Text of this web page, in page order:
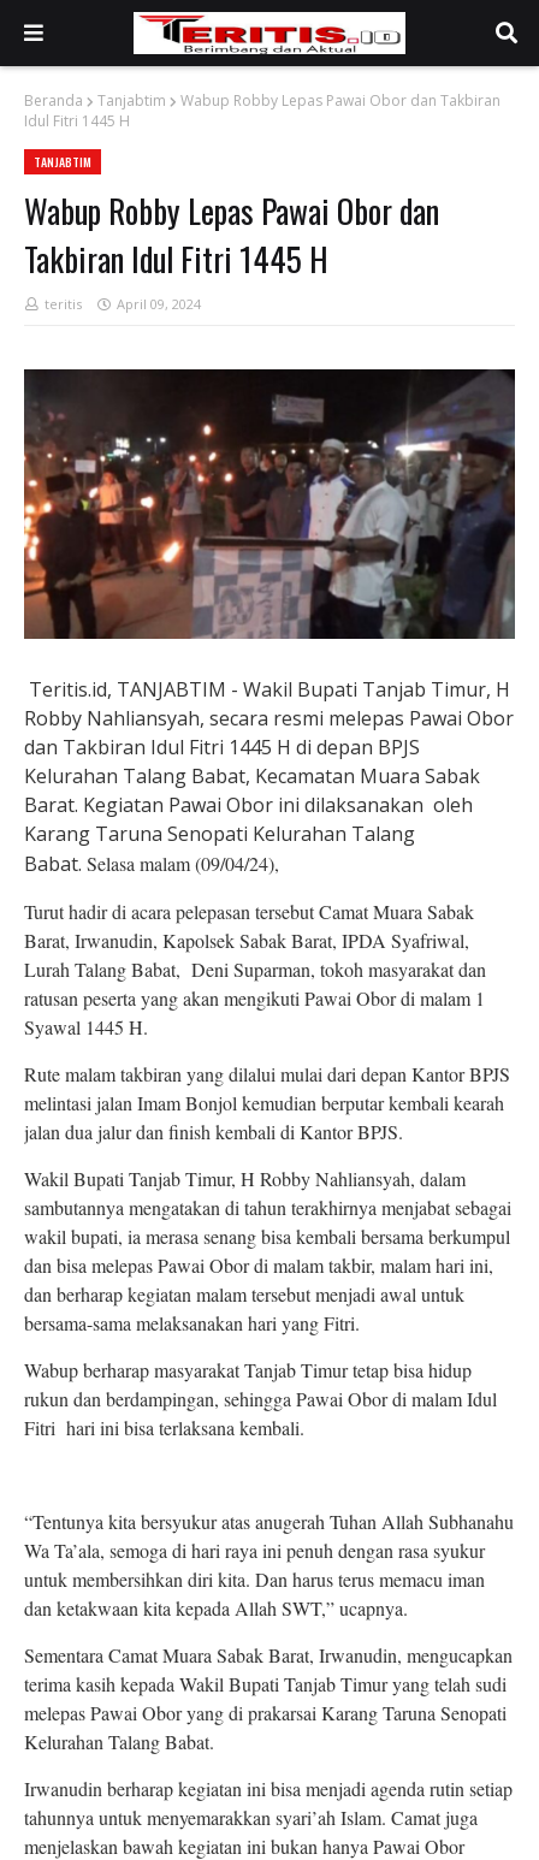
Beranda Tanjabtim
Wabup Robby Lepas Pawai Obor dan Takbiran
Idul Fitri 1445 H
TANJABTIM
Wabup Robby Lepas Pawai Obor dan
Takbiran Idul Fitri 1445 H
teritis April 09, 2024
Teritis.id, TANJABTIM - Wakil Bupati Tanjab Timur, H
Robby Nahliansyah, secara resmi melepas Pawai Obor
dan Takbiran Idul Fitri 1445 H di depan BPJS
Kelurahan Talang Babat, Kecamatan Muara Sabak
Barat. Kegiatan Pawai Obor ini dilaksanakan oleh
Karang Taruna Senopati Kelurahan Talang
Babat. Selasa malam (09/04/24),
Turut hadir di acara pelepasan tersebut Camat Muara Sabak
Barat, Irwanudin, Kapolsek Sabak Barat, IPDA Syafriwal,
Lurah Talang Babat, Deni Suparman, tokoh masyarakat dan
ratusan peserta yang akan mengikuti Pawai Obor di malam 1
Syawal 1445 H.
Rute malam takbiran yang dilalui mulai dari depan Kantor BPJS
melintasi jalan Imam Bonjol kemudian berputar kembali kearah
jalan dua jalur dan finish kembali di Kantor BPJS.
Wakil Bupati Tanjab Timur, H Robby Nahliansyah, dalam
sambutannya mengatakan di tahun terakhirnya menjabat sebagai
wakil bupati, ia merasa senang bisa kembali bersama berkumpul
dan bisa melepas Pawai Obor di malam takbir, malam hari ini,
dan berharap kegiatan malam tersebut menjadi awal untuk
bersama-sama melaksanakan hari yang Fitri.
Wabup berharap masyarakat Tanjab Timur tetap bisa hidup
rukun dan berdampingan, sehingga Pawai Obor di malam Idul
Fitri hari ini bisa terlaksana kembali.
“Tentunya kita bersyukur atas anugerah Tuhan Allah Subhanahu
Wa Ta’ala, semoga di hari raya ini penuh dengan rasa syukur
untuk membersihkan diri kita. Dan harus terus memacu iman
dan ketakwaan kita kepada Allah SWT,” ucapnya.
Sementara Camat Muara Sabak Barat, Irwanudin, mengucapkan
terima kasih kepada Wakil Bupati Tanjab Timur yang telah sudi
melepas Pawai Obor yang di prakarsai Karang Taruna Senopati
Kelurahan Talang Babat.
Irwanudin berharap kegiatan ini bisa menjadi agenda rutin setiap
tahunnya untuk menyemarakkan syari’ah Islam. Camat juga
menjelaskan bawah kegiatan ini bukan hanya Pawai Obor